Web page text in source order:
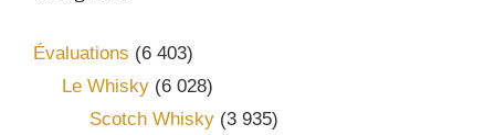
Évaluations (6 403)
Le Whisky(6 028)
Scotch Whisky (3 935)